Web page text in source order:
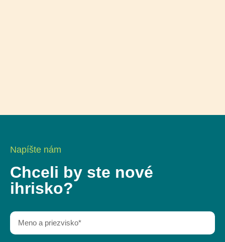
Napíšte nám
Chceli by ste nové
ihrisko?